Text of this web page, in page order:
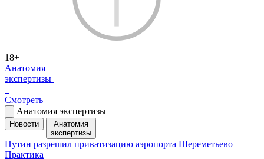
18+
Анатомия
экспертизы
Смотреть
Анатомия экспертизы
Новости
Анатомия
экспертизы
Путин разрешил приватизацию аэропорта Шереметьево
Практика